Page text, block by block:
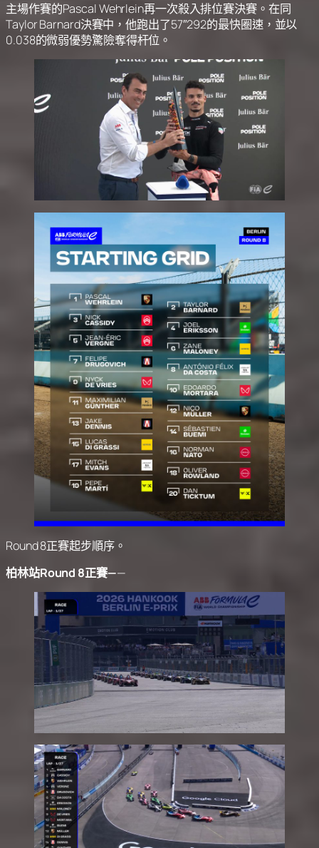
主場作賽的Pascal Wehrlein再一次殺入排位賽決賽。在同
Taylor Barnard決賽中，他跑出了57″292的最快圈速，並以
0.038的微弱優勢驚險奪得杆位。
Round 8正賽起步順序。
柏林站Round 8正賽——